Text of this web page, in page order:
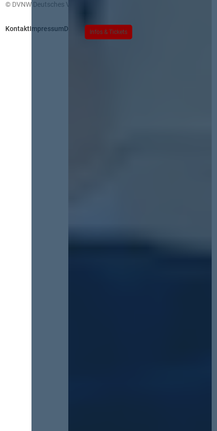
Infos & Tickets
© DVNW Deutsches Vergabenetzwerk GmbH
KontaktImpressumDatenschutz